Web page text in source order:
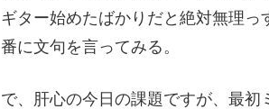
ギター始めたばかりだと絶対無理
番に文句を言ってみる。
で、肝心の今日の課題ですが、最